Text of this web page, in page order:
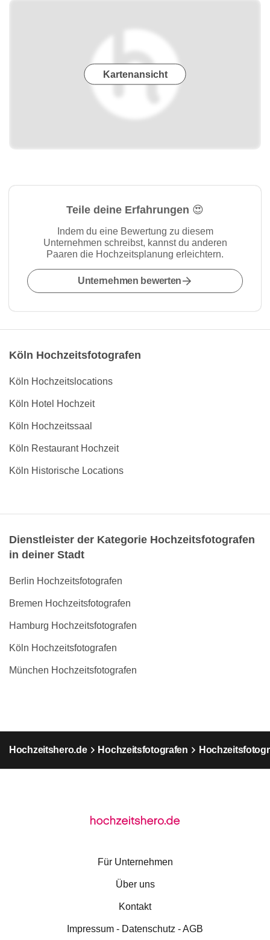
Kartenansicht
Teile deine Erfahrungen 😍
Indem du eine Bewertung zu diesem
Unternehmen schreibst, kannst du anderen
Paaren die Hochzeitsplanung erleichtern.
Unternehmen bewerten
Köln Hochzeitsfotografen
Köln Hochzeitslocations
Köln Hotel Hochzeit
Köln Hochzeitssaal
Köln Restaurant Hochzeit
Köln Historische Locations
Dienstleister der Kategorie Hochzeitsfotografen
in deiner Stadt
Berlin Hochzeitsfotografen
Bremen Hochzeitsfotografen
Hamburg Hochzeitsfotografen
Köln Hochzeitsfotografen
München Hochzeitsfotografen
Hochzeitshero.de Hochzeitsfotografen
Für Unternehmen
Über uns
Kontakt
Impressum - Datenschutz - AGB